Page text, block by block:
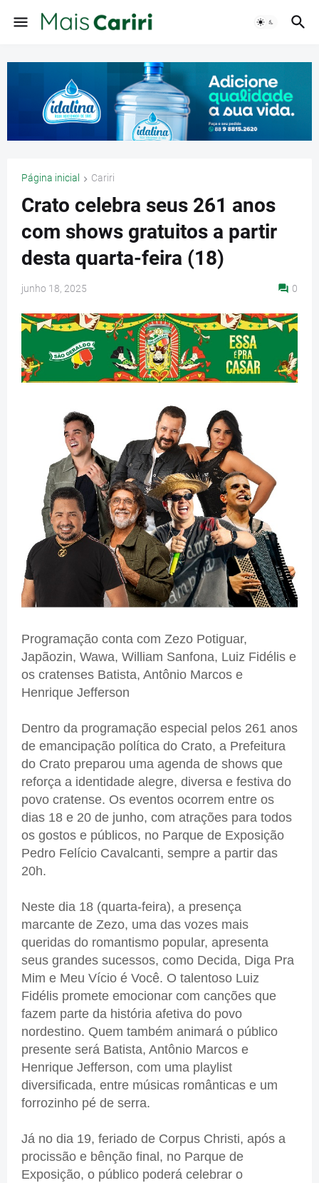
Página inicial Cariri
Crato celebra seus 261 anos
com shows gratuitos a partir
desta quarta-feira (18)
junho 18, 2025 0
Programação conta com Zezo Potiguar,
Japãozin, Wawa, William Sanfona, Luiz Fidélis e
os cratenses Batista, Antônio Marcos e
Henrique Jefferson
Dentro da programação especial pelos 261 anos
de emancipação política do Crato, a Prefeitura
do Crato preparou uma agenda de shows que
reforça a identidade alegre, diversa e festiva do
povo cratense. Os eventos ocorrem entre os
dias 18 e 20 de junho, com atrações para todos
os gostos e públicos, no Parque de Exposição
Pedro Felício Cavalcanti, sempre a partir das
20h.
Neste dia 18 (quarta-feira), a presença
marcante de Zezo, uma das vozes mais
queridas do romantismo popular, apresenta
seus grandes sucessos, como Decida, Diga Pra
Mim e Meu Vício é Você. O talentoso Luiz
Fidélis promete emocionar com canções que
fazem parte da história afetiva do povo
nordestino. Quem também animará o público
presente será Batista, Antônio Marcos e
Henrique Jefferson, com uma playlist
diversificada, entre músicas românticas e um
forrozinho pé de serra.
Já no dia 19, feriado de Corpus Christi, após a
procissão e bênção final, no Parque de
Exposição, o público poderá celebrar o